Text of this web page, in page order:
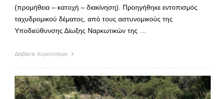
(προμήθεια – κατοχή – διακίνηση). Προηγήθηκε εντοπισμός
ταχυδρομικού δέματος, από τους αστυνομικούς της
Υποδιεύθυνσης Δίωξης Ναρκωτικών της …
Διαβάστε περισσότερα